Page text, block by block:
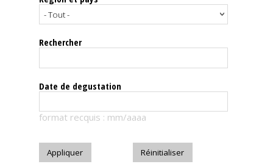
Le
magazine
Télécharger
Rechercher
Date de degustation
format recquis : mm/aaaa